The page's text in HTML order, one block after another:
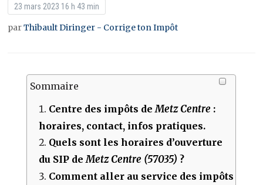
23 mars 2023 16 h 43 min
parThibault Diringer - Corrige ton Impôt
Sommaire
Centre des impôts deMetz Centre :
horaires, contact, infos pratiques.
Quels sont les horaires d’ouverture
du SIP deMetz Centre (57035) ?
Comment aller au service des impôts